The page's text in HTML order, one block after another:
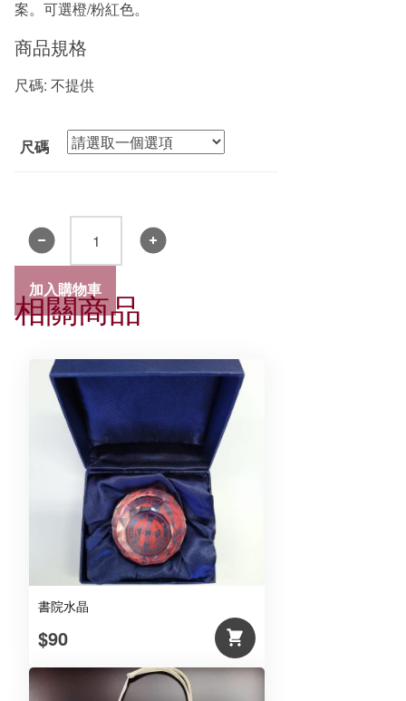
案。可選橙/粉紅色。
商品規格
尺碼: 不提供
尺碼
汗
衫
(粉
紅)
數
量
加入購物車
相關商品
書院水晶
$90